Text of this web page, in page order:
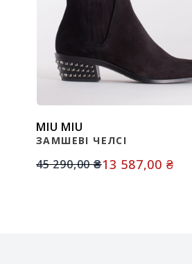
MIU MIU
ЗАМШЕВІ ЧЕЛСІ
45 290,00₴13 587,00 ₴